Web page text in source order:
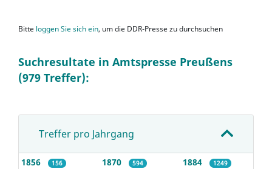
Bitte loggen Sie sich ein, um die DDR-Presse zu durchsuchen
Suchresultate in Amtspresse Preußens
(979 Treffer):
Treffer pro Jahrgang
1856 156 1870 594 1884 1249